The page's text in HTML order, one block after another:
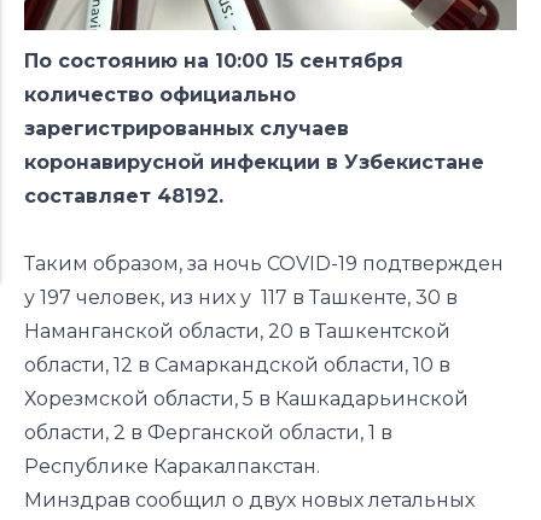
По состоянию на 10:00 15 сентября
количество официально
зарегистрированных случаев
коронавирусной инфекции в Узбекистане
составляет 48192.
Таким образом, за ночь COVID-19 подтвержден
у 197 человек, из них у 117 в Ташкенте, 30 в
Наманганской области, 20 в Ташкентской
области, 12 в Самаркандской области, 10 в
Хорезмской области, 5 в Кашкадарьинской
области, 2 в Ферганской области, 1 в
Республике Каракалпакстан.
Минздрав сообщил о двух новых летальных